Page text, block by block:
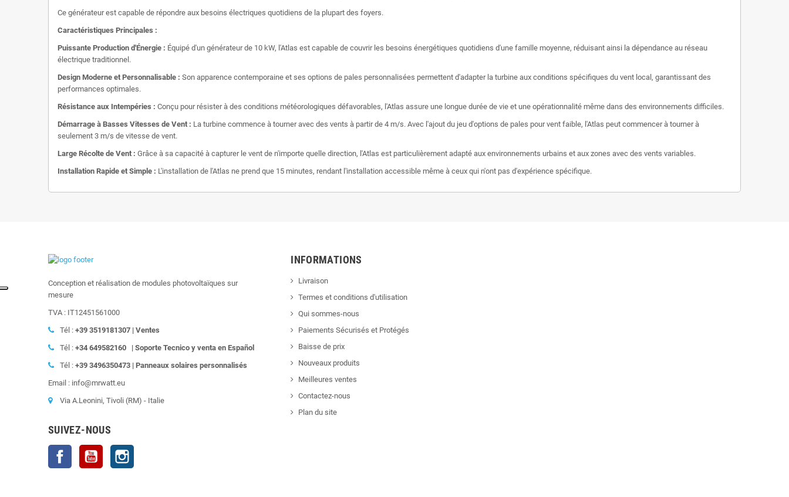
Ce générateur est capable de répondre aux besoins électriques quotidiens de la plupart des foyers.
Caractéristiques Principales :
Puissante Production d'Énergie : Équipé d'un générateur de 10 kW, l'Atlas est capable de couvrir les besoins énergétiques quotidiens d'une famille moyenne, réduisant ainsi la dépendance au réseau
électrique traditionnel.
Design Moderne et Personnalisable : Son apparence contemporaine et ses options de pales personnalisées permettent d'adapter la turbine aux conditions spécifiques du vent local, garantissant des
performances optimales.
Résistance aux Intempéries : Conçu pour résister à des conditions météorologiques défavorables, l'Atlas assure une longue durée de vie et une opérationnalité même dans des environnements difficiles.
Démarrage à Basses Vitesses de Vent : La turbine commence à tourner avec des vents à partir de 4 m/s. Avec l'ajout du jeu d'options de pales pour vent faible, l'Atlas peut commencer à tourner à
seulement 3 m/s de vitesse de vent.
Large Récolte de Vent : Grâce à sa capacité à capturer le vent de n'importe quelle direction, l'Atlas est particulièrement adapté aux environnements urbains et aux zones avec des vents variables.
Installation Rapide et Simple : L'installation de l'Atlas ne prend que 15 minutes, rendant l'installation accessible même à ceux qui n'ont pas d'expérience spécifique.
Conception et réalisation de modules photovoltaïques sur
mesure
TVA : IT12451561000
Tél : +39 3519181307 | Ventes
Tél : +34 649582160 | Soporte Tecnico y venta en Español
Tél : +39 3496350473 | Panneaux solaires personnalisés
Email : info@mrwatt.eu
Via A.Leonini, Tivoli (RM) - Italie
SUIVEZ-NOUS
Facebook YouTube
INFORMATIONS
Livraison
Termes et conditions d'utilisation
Qui sommes-nous
Paiements Sécurisés et Protégés
Baisse de prix
Nouveaux produits
Meilleures ventes
Contactez-nous
Plan du site